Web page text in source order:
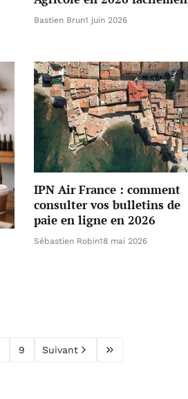
Bastien Brun1 juin 2026
IPN Air France : comment
consulter vos bulletins de
paie en ligne en 2026
Sébastien Robin18 mai 2026
9 Suivant